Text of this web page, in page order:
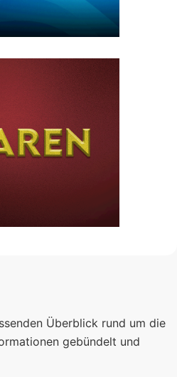
Überblick rund um die
gebündelt und